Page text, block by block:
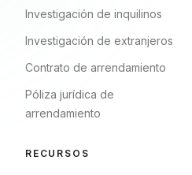
Investigación de inquilinos
Investigación de extranjeros
Contrato de arrendamiento
Póliza jurídica de
arrendamiento
RECURSOS